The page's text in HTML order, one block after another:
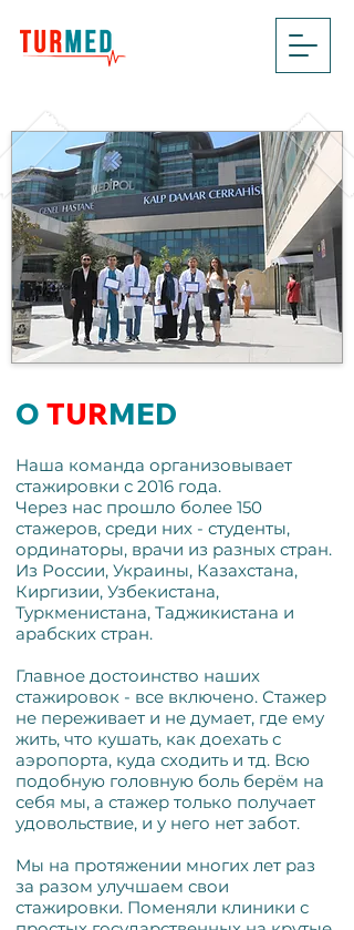
О TURMED
Наша команда организовывает
стажировки с 2016 года.
Через нас прошло более 150
стажеров, среди них - студенты,
ординаторы, врачи из разных стран.
Из России, Украины, Казахстана,
Киргизии, Узбекистана,
Туркменистана, Таджикистана и
арабских стран.
Главное достоинство наших
стажировок - все включено. Стажер
не переживает и не думает, где ему
жить, что кушать, как доехать с
аэропорта, куда сходить и тд. Всю
подобную головную боль берём на
себя мы, а стажер только получает
удовольствие, и у него нет забот.
Мы на протяжении многих лет раз
за разом улучшаем свои
стажировки. Поменяли клиники с